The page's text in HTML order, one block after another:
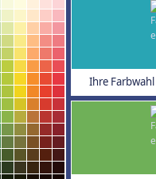
Ihre Farbwahl